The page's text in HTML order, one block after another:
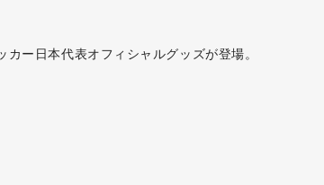
ー日本代表オフィシャルグッズが登場。